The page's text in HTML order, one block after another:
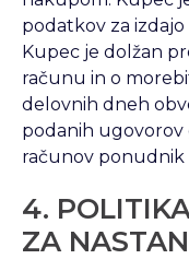
podatkov za
Kupec je dolžan
računu in o
delovnih dneh
podanih ugovorov
računov ponudnik
4.
ZA